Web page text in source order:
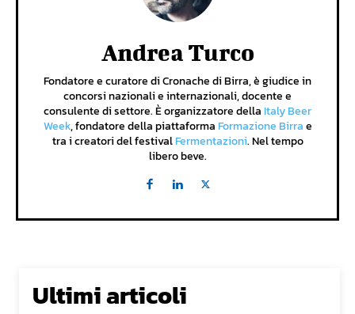
Andrea Turco
Fondatore e curatore di Cronache di Birra, è giudice in
concorsi nazionali e internazionali, docente e
consulente di settore. È organizzatore della Italy Beer
Week, fondatore della piattaforma Formazione Birrae
tra i creatori del festivalFermentazioni. Nel tempo
libero beve.
Ultimi articoli